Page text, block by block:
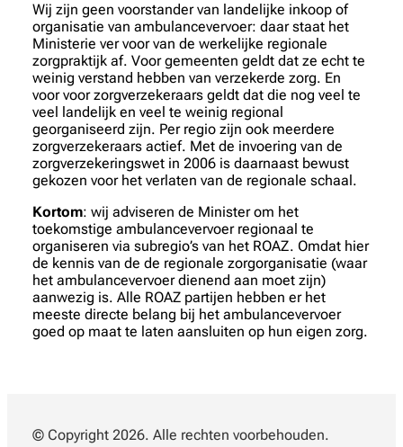
Wij zijn geen voorstander van landelijke inkoop of
organisatie van ambulancevervoer: daar staat het
Ministerie ver voor van de werkelijke regionale
zorgpraktijk af. Voor gemeenten geldt dat ze echt te
weinig verstand hebben van verzekerde zorg. En
voor voor zorgverzekeraars geldt dat die nog veel te
veel landelijk en veel te weinig regional
georganiseerd zijn. Per regio zijn ook meerdere
zorgverzekeraars actief. Met de invoering van de
zorgverzekeringswet in 2006 is daarnaast bewust
gekozen voor het verlaten van de regionale schaal.
Kortom: wij adviseren de Minister om het
toekomstige ambulancevervoer regionaal te
organiseren via subregio’s van het ROAZ. Omdat hier
de kennis van de de regionale zorgorganisatie (waar
het ambulancevervoer dienend aan moet zijn)
aanwezig is. Alle ROAZ partijen hebben er het
meeste directe belang bij het ambulancevervoer
goed op maat te laten aansluiten op hun eigen zorg.
© Copyright 2026. Alle rechten voorbehouden.